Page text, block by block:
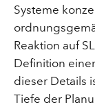
Systeme
Reaktion auf
Definition
dieser Details
Tiefe der